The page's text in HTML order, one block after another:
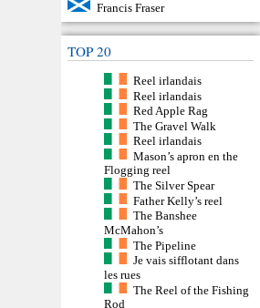
Francis Fraser
TOP 20
Reel irlandais
Reel irlandais
Red Apple Rag
The Gravel Walk
Reel irlandais
Mason’s apron en the
Flogging reel
The Silver Spear
Father Kelly’s reel
The Banshee
McMahon’s
The Pipeline
Je vais sifflotant dans
les rues
The Reel of the Fishing
Rod